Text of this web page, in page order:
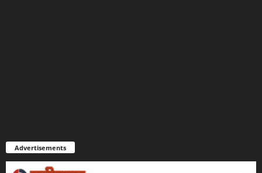
Advertisements